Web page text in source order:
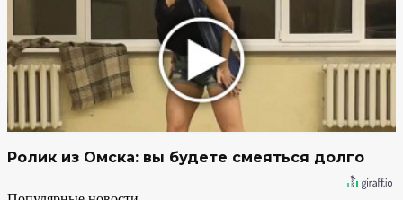
Ролик из Омска: вы будете смеяться долго